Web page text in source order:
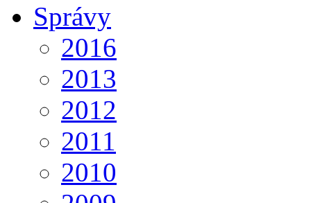
Správy
2016
2013
2012
2011
2010